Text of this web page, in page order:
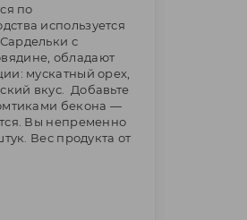
по
используется
с
обладают
мускатный орех,
вкус. Добавьте
бекона —
Вы непременно
Вес продукта от